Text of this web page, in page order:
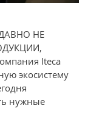
НЕ
Iteca
экосистему
нужные